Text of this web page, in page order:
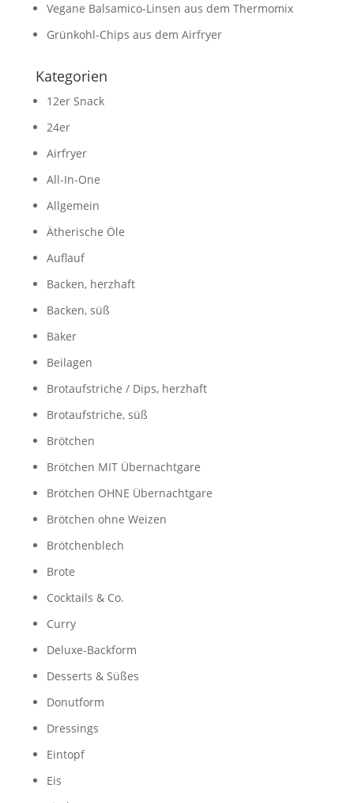
Vegane Balsamico-Linsen aus dem Thermomix
Grünkohl-Chips aus dem Airfryer
Kategorien
12er Snack
24er
Airfryer
All-In-One
Allgemein
Ätherische Öle
Auflauf
Backen, herzhaft
Backen, süß
Bäker
Beilagen
Brotaufstriche / Dips, herzhaft
Brotaufstriche, süß
Brötchen
Brötchen MIT Übernachtgare
Brötchen OHNE Übernachtgare
Brötchen ohne Weizen
Brötchenblech
Brote
Cocktails & Co.
Curry
Deluxe-Backform
Desserts & Süßes
Donutform
Dressings
Eintopf
Eis